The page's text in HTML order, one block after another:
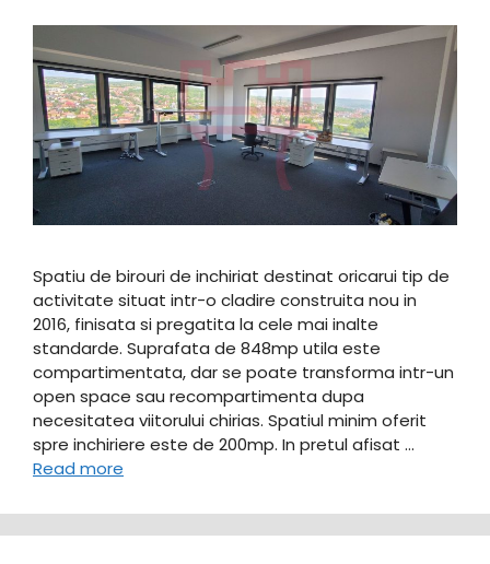
Spatiu de birouri de inchiriat destinat oricarui tip de
activitate situat intr-o cladire construita nou in
2016, finisata si pregatita la cele mai inalte
standarde. Suprafata de 848mp utila este
compartimentata, dar se poate transforma intr-un
open space sau recompartimenta dupa
necesitatea viitorului chirias. Spatiul minim oferit
spre inchiriere este de 200mp. In pretul afisat …
Read more